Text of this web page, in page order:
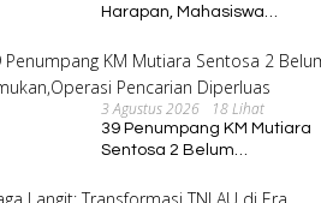
Harapan, Mahasiswa
Suarakan Aspirasi Petani
3 Agustus 2026 18 Lihat
39 Penumpang KM Mutiara
Sentosa 2 Belum
Diperluas